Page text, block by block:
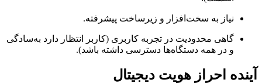
نیاز به سخت‌افزار و زیرساخت پیشرفته.
گاهی محدودیت در تجربه کاربری (کاربر انتظار دارد به‌سادگی
و در همه دستگاه‌ها دسترسی داشته باشد).
آینده احراز هویت دیجیتال